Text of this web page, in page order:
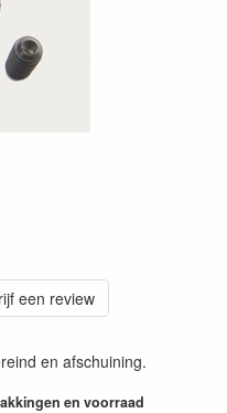
een review
en afschuining.
en voorraad